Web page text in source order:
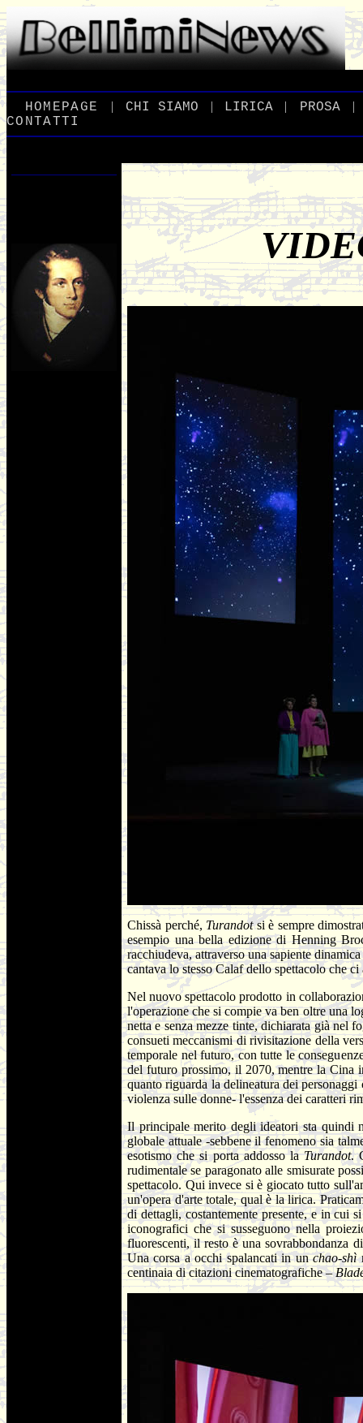
HOMEPAGE | CHI _SIAMO | LIRICA | PROSA_ |
CONTATTI
Chissà perché, Turandotsi è sempre
esempio una bella edizione di Henning
racchiudeva, attraverso una sapiente
cantava lo stesso Calaf dello spettacolo che
Nel nuovo spettacolo prodotto in
l'operazione che si compie va ben oltre una
netta e senza mezze tinte, dichiarata già nel
consueti meccanismi di rivisitazione della
temporale nel futuro, con tutte le
del futuro prossimo, il 2070, mentre la Cina
quanto riguarda la delineatura dei
violenza sulle donne- l'essenza dei caratteri
Il principale merito degli ideatori sta quindi
globale attuale -sebbene il fenomeno sia
esotismo che si porta addosso laTurandot.
rudimentale se paragonato alle smisurate
spettacolo. Qui invece si è giocato tutto
un'opera d'arte totale, qual è la lirica.
di dettagli, costantemente presente, e in cui
iconografici che si susseguono nella
fluorescenti, il resto è una sovrabbondanza
Una corsa a occhi spalancati in unchao-shì
centinaia di citazioni cinematografiche –